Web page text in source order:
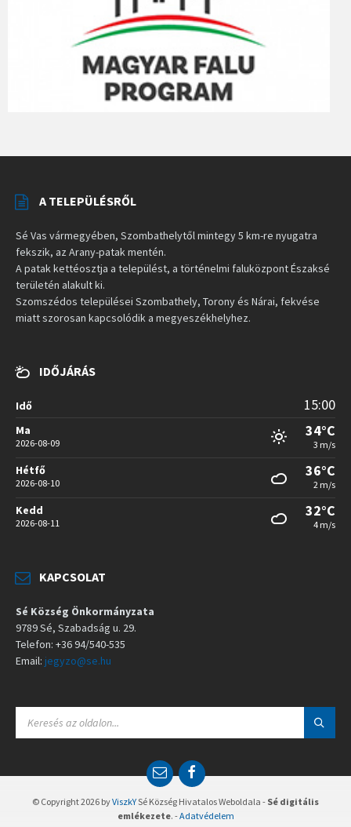
A TELEPÜLÉSRŐL
Sé Vas vármegyében, Szombathelytől mintegy 5 km-re nyugatra
fekszik, az Arany-patak mentén.
A patak kettéosztja a települést, a történelmi faluközpont Északsé
területén alakult ki.
Szomszédos települései Szombathely, Torony és Nárai, fekvése
miatt szorosan kapcsolódik a megyeszékhelyhez.
IDŐJÁRÁS
Idő 15:00
Ma
2026-08-09
34°C
3 m/s
Hétfő
2026-08-10
36°C
2 m/s
Kedd
2026-08-11
32°C
4 m/s
KAPCSOLAT
Sé Község Önkormányzata
9789 Sé, Szabadság u. 29.
Telefon: +36 94/540-535
Email: jegyzo@se.hu
A
E
m
a
i
l
F
a
c
e
b
© Copyright 2026 byViszkYSé Község Hivatalos Weboldala - Sé digitális
emlékezete. -Adatvédelem